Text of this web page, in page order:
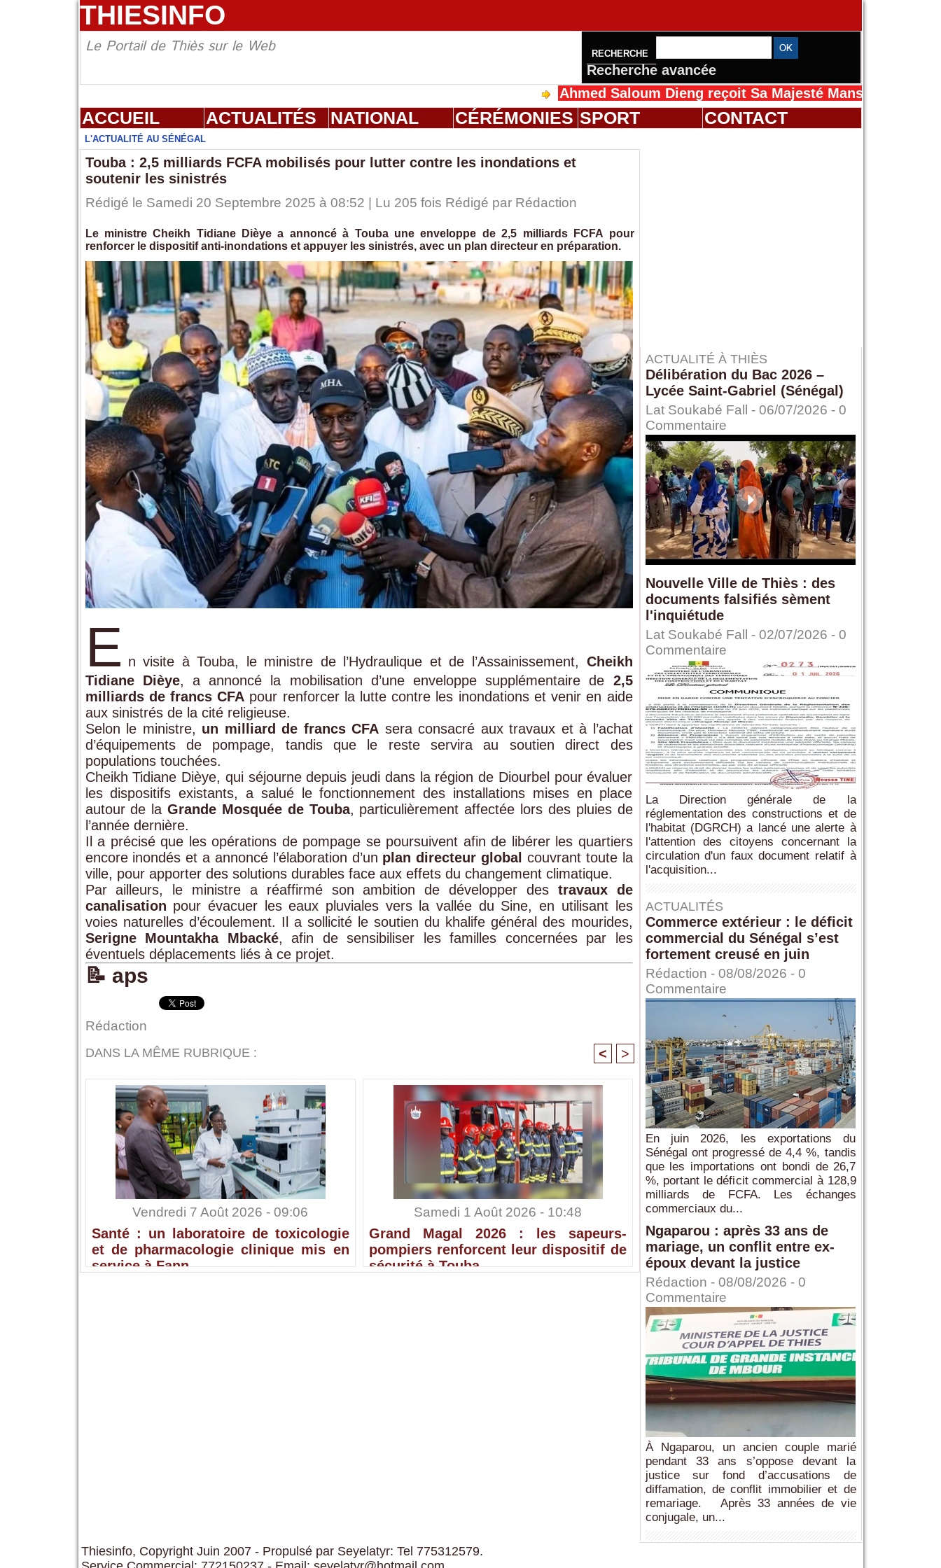
THIESINFO
Le Portail de Thiès sur le Web RECHERCHE
Recherche avancée
Ahmed Saloum Dieng reçoit Sa Majesté Mansah Cissé au
ACCUEIL ACTUALITÉS NATIONAL CÉRÉMONIES SPORT CONTACT
L'ACTUALITÉ AU SÉNÉGAL
Touba : 2,5 milliards FCFA mobilisés pour lutter contre les inondations et
soutenir les sinistrés
Rédigé le Samedi 20 Septembre 2025 à 08:52 | Lu 205 fois Rédigé par Rédaction
Le ministre Cheikh Tidiane Dièye a annoncé à Touba une enveloppe de 2,5 milliards FCFA pour
renforcer le dispositif anti-inondations et appuyer les sinistrés, avec un plan directeur en préparation.
E n visite à Touba, le ministre de l’Hydraulique et de l’Assainissement, Cheikh
Tidiane Dièye, a annoncé la mobilisation d’une enveloppe supplémentaire de 2,5
milliards de francs CFA pour renforcer la lutte contre les inondations et venir en aide
aux sinistrés de la cité religieuse.
Selon le ministre, un milliard de francs CFA sera consacré aux travaux et à l’achat
d’équipements de pompage, tandis que le reste servira au soutien direct des
populations touchées.
Cheikh Tidiane Dièye, qui séjourne depuis jeudi dans la région de Diourbel pour évaluer
les dispositifs existants, a salué le fonctionnement des installations mises en place
autour de la Grande Mosquée de Touba, particulièrement affectée lors des pluies de
l’année dernière.
Il a précisé que les opérations de pompage se poursuivent afin de libérer les quartiers
encore inondés et a annoncé l’élaboration d’un plan directeur global couvrant toute la
ville, pour apporter des solutions durables face aux effets du changement climatique.
Par ailleurs, le ministre a réaffirmé son ambition de développer des travaux de
canalisation pour évacuer les eaux pluviales vers la vallée du Sine, en utilisant les
voies naturelles d’écoulement. Il a sollicité le soutien du khalife général des mourides,
Serigne Mountakha Mbacké, afin de sensibiliser les familles concernées par les
éventuels déplacements liés à ce projet.
📝 aps
Rédaction
DANS LA MÊME RUBRIQUE : < >
Vendredi 7 Août 2026 - 09:06
Santé : un laboratoire de toxicologie
et de pharmacologie clinique mis en
service à Fann
Samedi 1 Août 2026 - 10:48
Grand Magal 2026 : les sapeurs-
pompiers renforcent leur dispositif de
sécurité à Touba
ACTUALITÉ À THIÈS
Délibération du Bac 2026 –
Lycée Saint-Gabriel (Sénégal)
Lat Soukabé Fall - 06/07/2026 - 0
Commentaire
Nouvelle Ville de Thiès : des
documents falsifiés sèment
l'inquiétude
Lat Soukabé Fall - 02/07/2026 - 0
Commentaire
La Direction générale de la
réglementation des constructions et de
l'habitat (DGRCH) a lancé une alerte à
l'attention des citoyens concernant la
circulation d'un faux document relatif à
l'acquisition...
ACTUALITÉS
Commerce extérieur : le déficit
commercial du Sénégal s’est
fortement creusé en juin
Rédaction - 08/08/2026 - 0
Commentaire
En juin 2026, les exportations du
Sénégal ont progressé de 4,4 %, tandis
que les importations ont bondi de 26,7
%, portant le déficit commercial à 128,9
milliards de FCFA. Les échanges
commerciaux du...
Ngaparou : après 33 ans de
mariage, un conflit entre ex-
époux devant la justice
Rédaction - 08/08/2026 - 0
Commentaire
À Ngaparou, un ancien couple marié
pendant 33 ans s’oppose devant la
justice sur fond d’accusations de
diffamation, de conflit immobilier et de
remariage. Après 33 années de vie
conjugale, un...
Thiesinfo, Copyright Juin 2007 - Propulsé par Seyelatyr: Tel 775312579.